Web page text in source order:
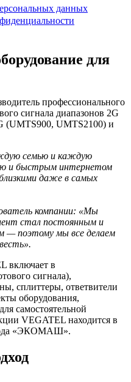
данных
для
профессионального
сигнала диапазонов 2G
(UMTS900, UMTS2100) и
семью и каждую
и быстрым интернетом
даже в самых
компании: «Мы
стал постоянным и
— поэтому мы все делаем
включает в
сигнала),
сплиттеры, ответвители
оборудования,
самостоятельной
VEGATEL находится в
«ЭКОМАШ».